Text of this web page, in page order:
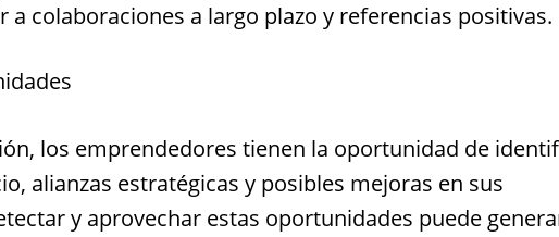
colaboraciones a largo plazo y referencias positivas.
los emprendedores tienen la oportunidad de
alianzas estratégicas y posibles mejoras en sus
y aprovechar estas oportunidades puede